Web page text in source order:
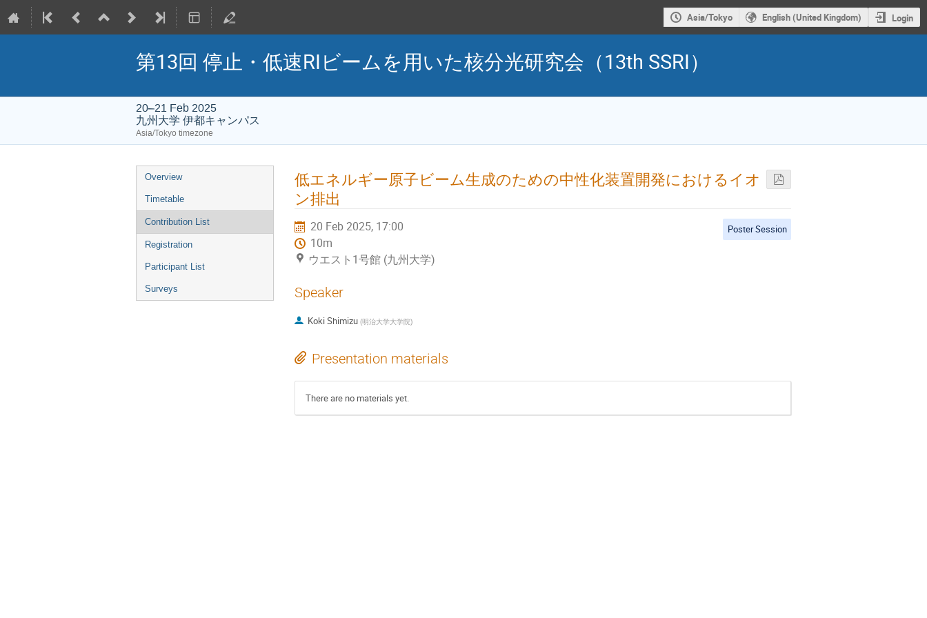
Asia/Tokyo English (United Kingdom) Login
第13回 停止・低速RIビームを用いた核分光研究会（13th SSRI）
20–21 Feb 2025
九州大学 伊都キャンパス
Asia/Tokyo timezone
Event
menu
Overview
Timetable
Contribution List
Registration
Participant List
Surveys
低エネルギー原子ビーム生成のための中性化装置開発におけるイオ
ン排出
20 Feb 2025, 17:00
10m
ウエスト1号館 (九州大学)
Poster Session
Speaker
Koki Shimizu (明治大学大学院)
Presentation materials
There are no materials yet.